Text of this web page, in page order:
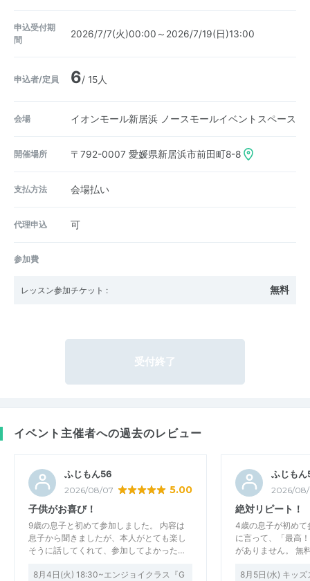
申込受付期
間
2026/7/7(火)00:00～2026/7/19(日)13:00
申込者/定員 6/ 15人
会場 イオンモール新居浜 ノースモールイベントスペース
開催場所 〒792-0007 愛媛県新居浜市前田町8-8
支払方法 会場払い
代理申込 可
参加費
レッスン参加チケット : 無料
受付終了
イベント主催者への過去のレビュー
ふじもん56
2026/08/07 5.00
子供がお喜び！
9歳の息子と初めて参加しました。 内容は
息子から聞きましたが、本人がとても楽し
そうに話してくれて、参加してよかった…
8月4日(火) 18:30~エンジョイクラス『G
ふじも
2026/
絶対リピート！
4歳の息子が初めて
に言って、「最高
がありません。 無
8月5日(水) キッ